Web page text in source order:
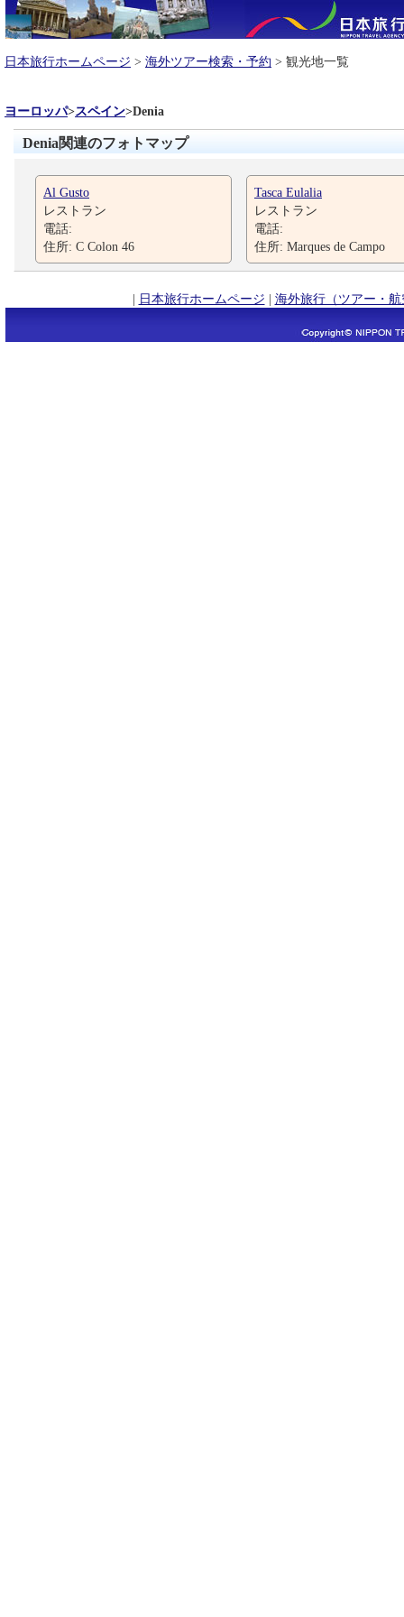
日本旅行ホームページ > 海外ツアー検索・予約 > 観光地一覧
ヨーロッパ>スペイン>Denia
Denia関連のフォトマップ
Al Gusto
レストラン
電話:
住所: C Colon 46
Tasca Eulalia
レストラン
電話:
住所: Marques de Campo
| 日本旅行ホームページ | 海外旅行（ツアー・航